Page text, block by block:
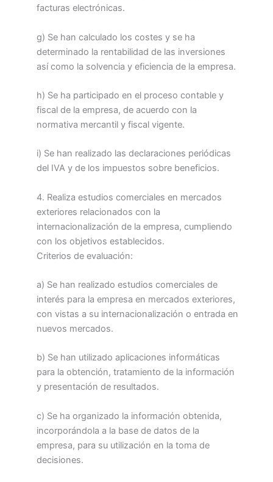
facturas electrónicas.
g) Se han calculado los costes y se ha
determinado la rentabilidad de las inversiones
así como la solvencia y eficiencia de la empresa.
h) Se ha participado en el proceso contable y
fiscal de la empresa, de acuerdo con la
normativa mercantil y fiscal vigente.
i) Se han realizado las declaraciones periódicas
del IVA y de los impuestos sobre beneficios.
4. Realiza estudios comerciales en mercados
exteriores relacionados con la
internacionalización de la empresa, cumpliendo
con los objetivos establecidos.
Criterios de evaluación:
a) Se han realizado estudios comerciales de
interés para la empresa en mercados exteriores,
con vistas a su internacionalización o entrada en
nuevos mercados.
b) Se han utilizado aplicaciones informáticas
para la obtención, tratamiento de la información
y presentación de resultados.
c) Se ha organizado la información obtenida,
incorporándola a la base de datos de la
empresa, para su utilización en la toma de
decisiones.